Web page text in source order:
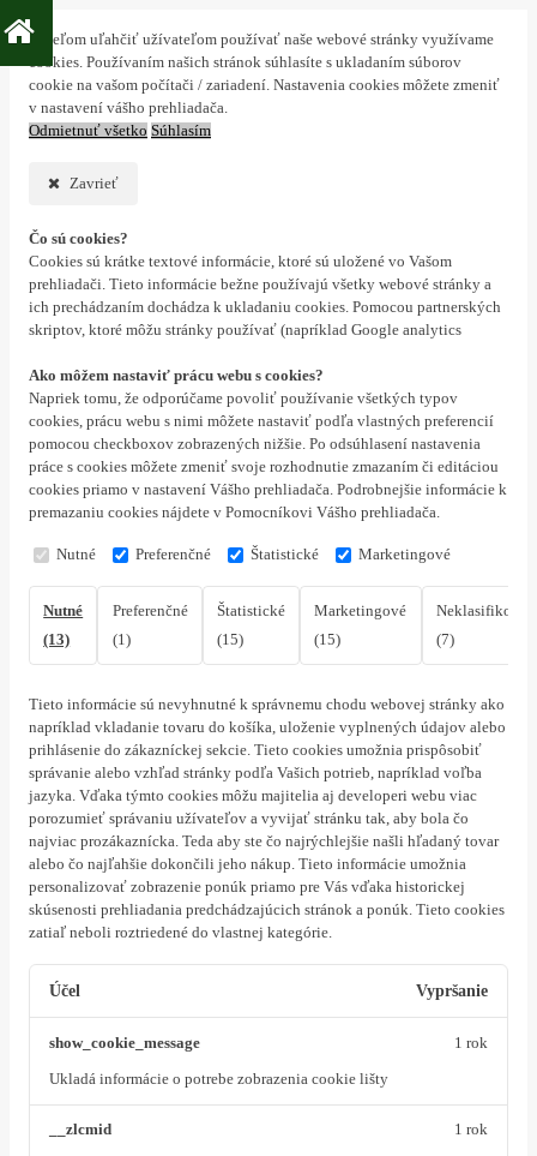
S cieľom uľahčiť užívateľom používať naše webové stránky využívame
cookies. Používaním našich stránok súhlasíte s ukladaním súborov
cookie na vašom počítači / zariadení. Nastavenia cookies môžete zmeniť
v nastavení vášho prehliadača.
Odmietnuť všetko Súhlasím
Zavrieť
Čo sú cookies?
Cookies sú krátke textové informácie, ktoré sú uložené vo Vašom
prehliadači. Tieto informácie bežne používajú všetky webové stránky a
ich prechádzaním dochádza k ukladaniu cookies. Pomocou partnerských
skriptov, ktoré môžu stránky používať (napríklad Google analytics
Ako môžem nastaviť prácu webu s cookies?
Napriek tomu, že odporúčame povoliť používanie všetkých typov
cookies, prácu webu s nimi môžete nastaviť podľa vlastných preferencií
pomocou checkboxov zobrazených nižšie. Po odsúhlasení nastavenia
práce s cookies môžete zmeniť svoje rozhodnutie zmazaním či editáciou
cookies priamo v nastavení Vášho prehliadača. Podrobnejšie informácie k
premazaniu cookies nájdete v Pomocníkovi Vášho prehliadača.
Nutné Preferenčné Štatistické Marketingové
Nutné
(13)
Preferenčné
(1)
Štatistické
(15)
Marketingové
(15)
(7)
Tieto informácie sú nevyhnutné k správnemu chodu webovej stránky ako
napríklad vkladanie tovaru do košíka, uloženie vyplnených údajov alebo
prihlásenie do zákazníckej sekcie. Tieto cookies umožnia prispôsobiť
správanie alebo vzhľad stránky podľa Vašich potrieb, napríklad voľba
jazyka. Vďaka týmto cookies môžu majitelia aj developeri webu viac
porozumieť správaniu užívateľov a vyvijať stránku tak, aby bola čo
najviac prozákaznícka. Teda aby ste čo najrýchlejšie našli hľadaný tovar
alebo čo najľahšie dokončili jeho nákup. Tieto informácie umožnia
personalizovať zobrazenie ponúk priamo pre Vás vďaka historickej
skúsenosti prehliadania predchádzajúcich stránok a ponúk. Tieto cookies
zatiaľ neboli roztriedené do vlastnej kategórie.
Účel Vypršanie
show_cookie_message
Ukladá informácie o potrebe zobrazenia cookie lišty
1 rok
__zlcmid 1 rok